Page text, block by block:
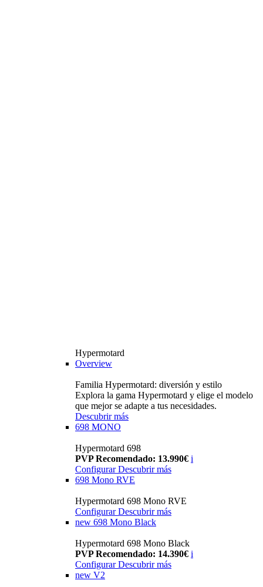
Hypermotard
Overview
Familia Hypermotard: diversión y estilo
Explora la gama Hypermotard y elige el modelo
que mejor se adapte a tus necesidades.
Descubrir más
698 MONO
Hypermotard 698
PVP Recomendado: 13.990€ i
ConfigurarDescubrir más
698 Mono RVE
Hypermotard 698 Mono RVE
Configurar Descubrir más
new 698 Mono Black
Hypermotard 698 Mono Black
PVP Recomendado: 14.390€ i
Configurar Descubrir más
new V2